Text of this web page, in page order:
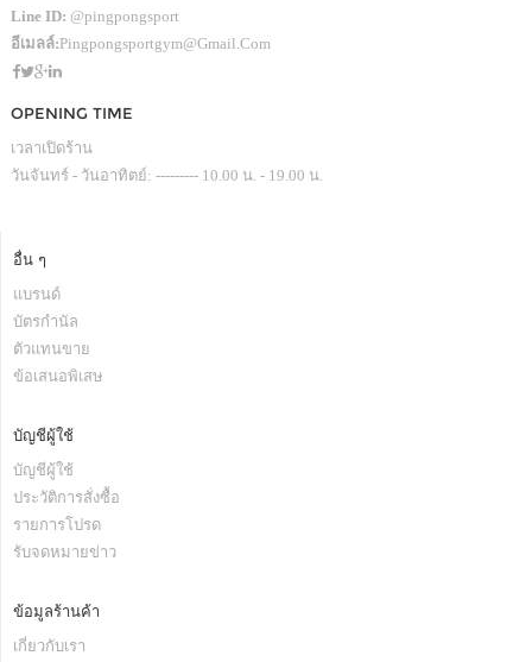
Line ID: @pingpongsport
อีเมลล์:Pingpongsportgym@gmail.com
OPENING TIME
เวลาเปิดร้าน
วันจันทร์ - วันอาทิตย์: --------- 10.00 น. - 19.00 น.
อื่น ๆ
แบรนด์
บัตรกำนัล
ตัวแทนขาย
ข้อเสนอพิเสษ
บัญชีผู้ใช้
บัญชีผู้ใช้
ประวัติการสั่งซื้อ
รายการโปรด
รับจดหมายข่าว
ข้อมูลร้านค้า
เกี่ยวกับเรา